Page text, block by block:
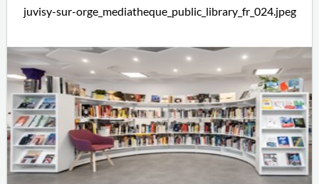
juvisy-sur-orge_mediatheque_public_library_fr_024.jpeg